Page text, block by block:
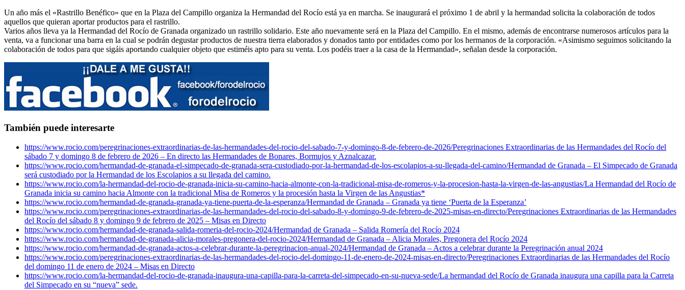
Un año más el «Rastrillo Benéfico» que en la Plaza del Campillo organiza la Hermandad del Rocío está ya en marcha. Se inaugurará el próximo 1 de abril y la hermandad solicita la colaboración de todos
aquellos que quieran aportar productos para el rastrillo.
Varios años lleva ya la Hermandad del Rocío de Granada organizado un rastrillo solidario. Este año nuevamente será en la Plaza del Campillo. En el mismo, además de encontrarse numerosos artículos para la
venta, va a funcionar una barra en la cual se podrán degustar productos de nuestra tierra elaborados y donados tanto por entidades como por los hermanos de la corporación. «Asimismo seguimos solicitando la
colaboración de todos para que sigáis aportando cualquier objeto que estiméis apto para su venta. Los podéis traer a la casa de la Hermandad», señalan desde la corporación.
También puede interesarte
https://www.rocio.com/peregrinaciones-extraordinarias-de-las-hermandades-del-rocio-del-sabado-7-y-domingo-8-de-febrero-de-2026/Peregrinaciones Extraordinarias de las Hermandades del Rocío del
sábado 7 y domingo 8 de febrero de 2026 – En directo las Hermandades de Bonares, Bormujos y Aznalcazar.
https://www.rocio.com/hermandad-de-granada-el-simpecado-de-granada-sera-custodiado-por-la-hermandad-de-los-escolapios-a-su-llegada-del-camino/Hermandad de Granada – El Simpecado de Granada
será custodiado por la Hermandad de los Escolapios a su llegada del camino.
https://www.rocio.com/la-hermandad-del-rocio-de-granada-inicia-su-camino-hacia-almonte-con-la-tradicional-misa-de-romeros-y-la-procesion-hasta-la-virgen-de-las-angustias/La Hermandad del Rocío de
Granada inicia su camino hacia Almonte con la tradicional Misa de Romeros y la procesión hasta la Virgen de las Angustias*
https://www.rocio.com/hermandad-de-granada-granada-ya-tiene-puerta-de-la-esperanza/Hermandad de Granada – Granada ya tiene ‘Puerta de la Esperanza’
https://www.rocio.com/peregrinaciones-extraordinarias-de-las-hermandades-del-rocio-del-sabado-8-y-domingo-9-de-febrero-de-2025-misas-en-directo/Peregrinaciones Extraordinarias de las Hermandades
del Rocío del sábado 8 y domingo 9 de febrero de 2025 – Misas en Directo
https://www.rocio.com/hermandad-de-granada-salida-romeria-del-rocio-2024/Hermandad de Granada – Salida Romería del Rocío 2024
https://www.rocio.com/hermandad-de-granada-alicia-morales-pregonera-del-rocio-2024/Hermandad de Granada – Alicia Morales, Pregonera del Rocío 2024
https://www.rocio.com/hermandad-de-granada-actos-a-celebrar-durante-la-peregrinacion-anual-2024/Hermandad de Granada – Actos a celebrar durante la Peregrinación anual 2024
https://www.rocio.com/peregrinaciones-extraordinarias-de-las-hermandades-del-rocio-del-domingo-11-de-enero-de-2024-misas-en-directo/Peregrinaciones Extraordinarias de las Hermandades del Rocío
del domingo 11 de enero de 2024 – Misas en Directo
https://www.rocio.com/la-hermandad-del-rocio-de-granada-inaugura-una-capilla-para-la-carreta-del-simpecado-en-su-nueva-sede/La hermandad del Rocío de Granada inaugura una capilla para la Carreta
del Simpecado en su “nueva” sede.